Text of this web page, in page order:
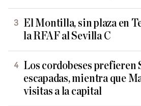
El Montilla, sin plaza en
la RFAF al Sevilla C
Los cordobeses prefieren
escapadas, mientra que
visitas a la capital